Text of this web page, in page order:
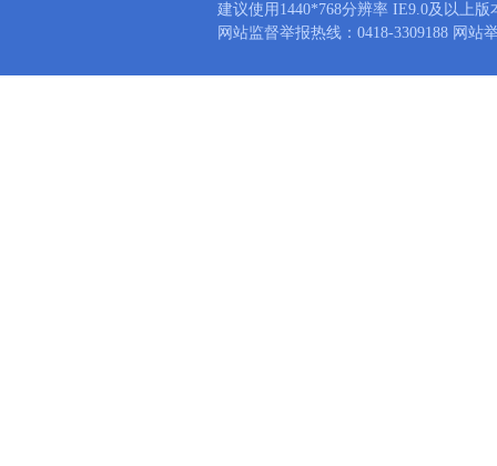
建议使用1440*768分辨率 IE9.0及以上版
网站监督举报热线：0418-3309188 网站